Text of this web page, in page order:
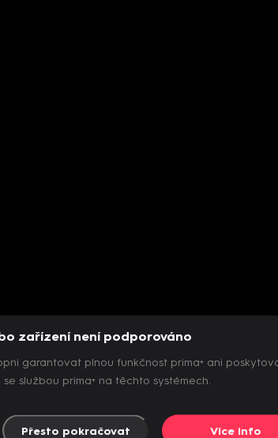
zařízení není podporováno
garantovat plnou funkčnost prima+ ani
službou prima+ na těchto systémech.
Přesto pokračovat Více info